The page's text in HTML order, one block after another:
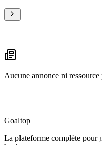
Aucune annonce ni
Goaltop
La plateforme complète pour